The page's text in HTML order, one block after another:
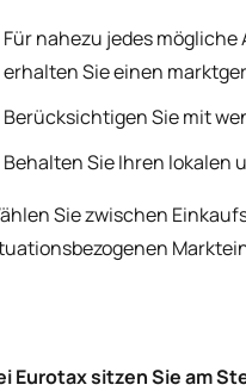
Für nahezu jedes
erhalten Sie einen
Berücksichtigen Sie mit
Behalten Sie Ihren lokalen
Sie zwischen
Eurotax sitzen Sie am